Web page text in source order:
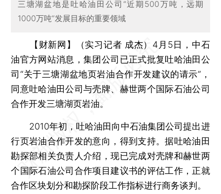
三塘湖盆地是吐哈油田公司“近期500万吨，远期
1000万吨”发展目标的重要领域
【财新网】（实习记者 成杰） 4月5日，中石
油官方网站消息，集团公司已正式批复吐哈油田公
司“关于三塘湖盆地页岩油合作开发建议的请示”，
同意吐哈油田公司与壳牌、赫世两个国际石油公司
合作开发三塘湖页岩油。
2010年初，吐哈油田向中石油集团公司提出进
行页岩油合作开发的意向，得到支持。据吐哈油田
勘探部相关负责人介绍，现已完成对壳牌和赫世两
个国际石油公司合作项目建议书的评估工作，正就
合作区块划分和勘探阶段工作指标进行商务谈判。